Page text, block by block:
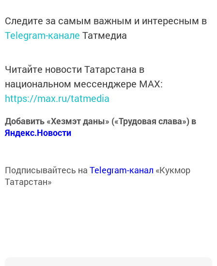
Следите за самым важным и интересным в
Telegram-канале Татмедиа
Читайте новости Татарстана в
национальном мессенджере MАХ:
https://max.ru/tatmedia
Добавить «Хезмэт даны» («Трудовая слава») в
Яндекс.Новости
Подписывайтесь на Telegram-канал «Кукмор
Татарстан»